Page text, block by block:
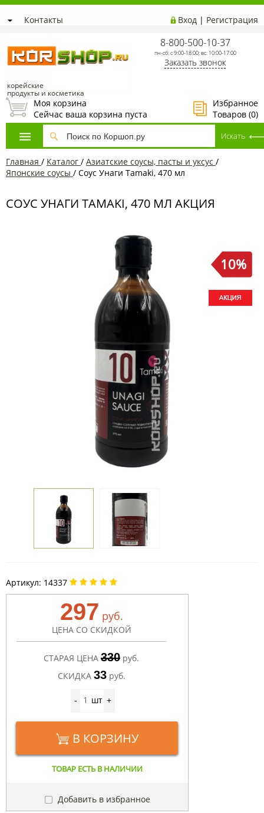
Контакты Вход | Регистрация
корейские
продукты и косметика
8-800-500-10-37
пн-сб: с 9:00-18:00; вс: 10:00-17:00
Заказать звонок
Избранное
Товаров (0)
Моя корзина
Сейчас ваша корзина пуста
Главная / Каталог / Азиатские соусы, пасты и уксус /
Японские соусы / Соус Унаги Tamaki, 470 мл
СОУС УНАГИ TAMAKI, 470 МЛ АКЦИЯ
10%
Артикул: 14337
297 руб.
ЦЕНА СО СКИДКОЙ
СТАРАЯ ЦЕНА 330 руб.
СКИДКА 33 руб.
- шт +
В КОРЗИНУ
ТОВАР ЕСТЬ В НАЛИЧИИ
Добавить в избранное